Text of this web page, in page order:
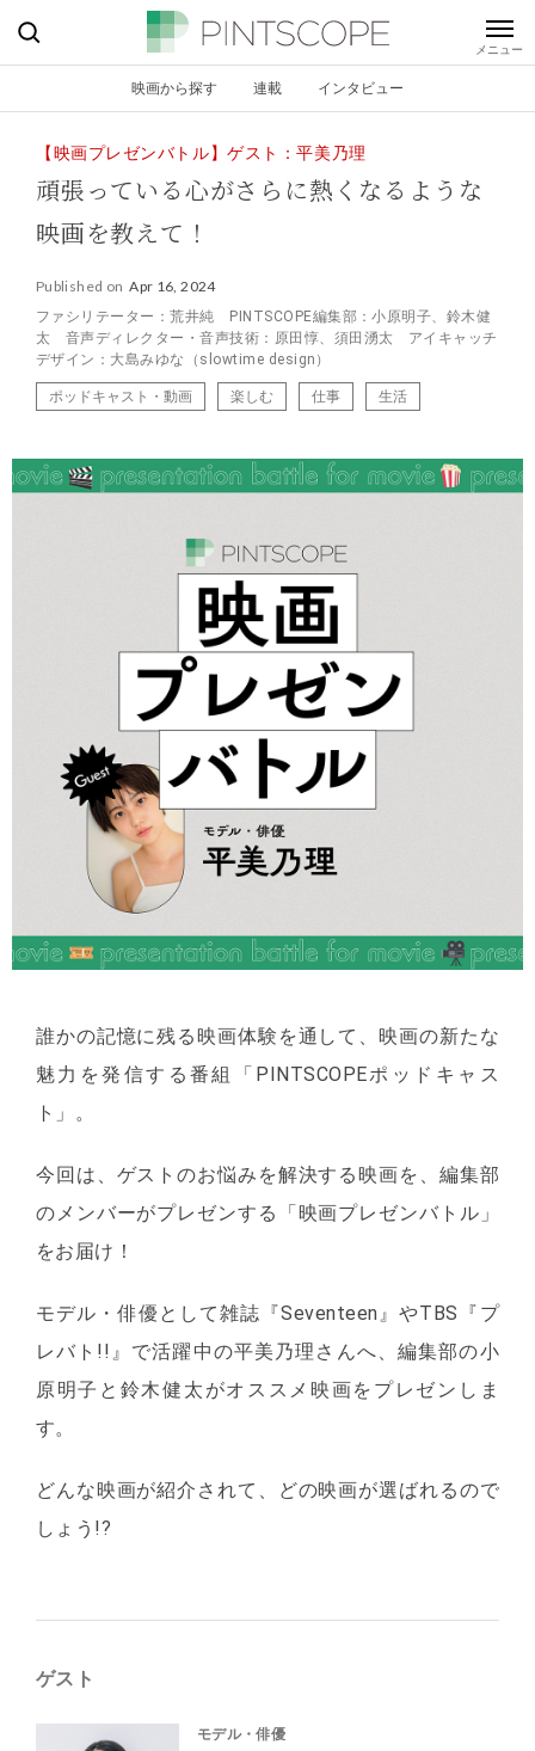
映画から探す 連載 インタビュー
【映画プレゼンバトル】ゲスト：平美乃理
頑張っている心がさらに熱くなるような
映画を教えて！
Published on Apr 16, 2024
ファシリテーター：荒井純 PINTSCOPE編集部：小原明子、鈴木健
太 音声ディレクター・音声技術：原田惇、須田湧太 アイキャッチ
デザイン：大島みゆな（slowtime design）
ポッドキャスト・動画 楽しむ 仕事 生活
誰かの記憶に残る映画体験を通して、映画の新たな
魅力を発信する番組「PINTSCOPEポッドキャス
ト」。
今回は、ゲストのお悩みを解決する映画を、編集部
のメンバーがプレゼンする「映画プレゼンバトル」
をお届け！
モデル・俳優として雑誌『Seventeen』やTBS『プ
レバト!!』で活躍中の平美乃理さんへ、編集部の小
原明子と鈴木健太がオススメ映画をプレゼンしま
す。
どんな映画が紹介されて、どの映画が選ばれるので
しょう!?
ゲスト
モデル・俳優